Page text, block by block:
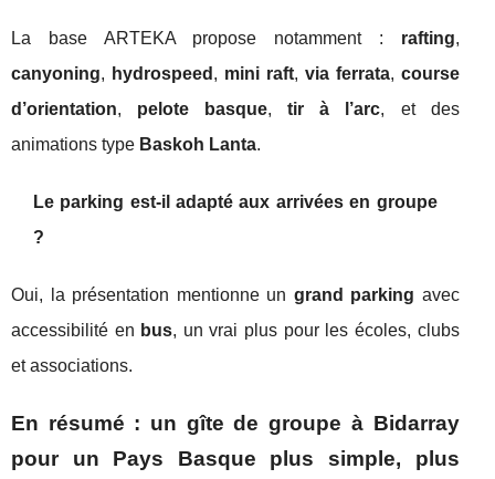
La base ARTEKA propose notamment : rafting,
canyoning, hydrospeed , mini raft, via ferrata, course
d’orientation, pelote basque,tir à l’arc, et des
animations type Baskoh Lanta.
Le parking est-il adapté aux arrivées en groupe
?
Oui, la présentation mentionne un grand parking avec
accessibilité en bus, un vrai plus pour les écoles, clubs
et associations.
En résumé : un gîte de groupe à Bidarray
pour un Pays Basque plus simple, plus